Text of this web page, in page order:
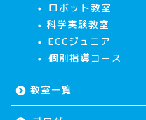
ロボット教室
科学実験教室
ECCジュニア
個別指導コース
教室一覧